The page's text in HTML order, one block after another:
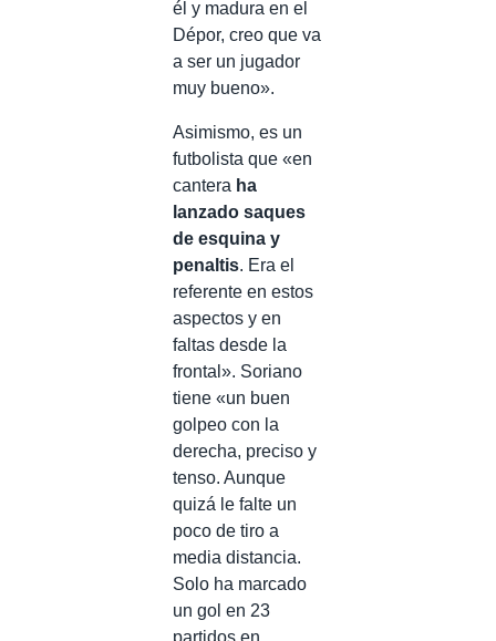
él y madura en el
Dépor, creo que va
a ser un jugador
muy bueno».
Asimismo, es un
futbolista que «en
cantera ha
lanzado saques
de esquina y
penaltis. Era el
referente en estos
aspectos y en
faltas desde la
frontal». Soriano
tiene «un buen
golpeo con la
derecha, preciso y
tenso. Aunque
quizá le falte un
poco de tiro a
media distancia.
Solo ha marcado
un gol en 23
partidos en